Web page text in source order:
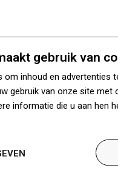
gebruik van
om inhoud en advertenties
gebruik van onze site met
informatie die u aan hen